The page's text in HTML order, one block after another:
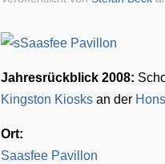
Jahresrückblick 2008:
Kingston Kiosks an der
Ort:
Saasfee Pavillon